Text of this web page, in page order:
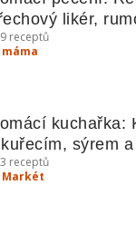
likér,
receptů
máma
kuchařka:
sýrem
receptů
Markét